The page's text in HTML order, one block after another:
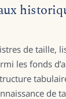
de taille,
les fonds
de